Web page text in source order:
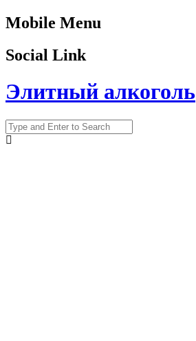
Mobile Menu
Social Link
Элитный алкоголь